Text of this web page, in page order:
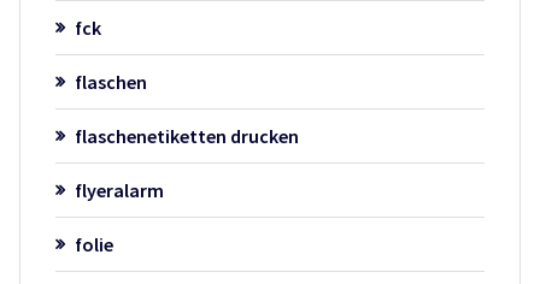
fck
flaschen
flaschenetiketten drucken
flyeralarm
folie